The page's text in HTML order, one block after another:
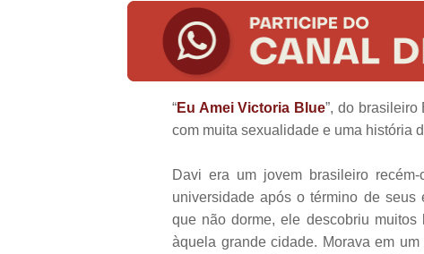
“Eu Amei Victoria Blue”, do brasileiro
com muita sexualidade e uma história
Davi era um jovem brasileiro
universidade após o término de
que não dorme, ele descobriu
àquela grande cidade. Morava em